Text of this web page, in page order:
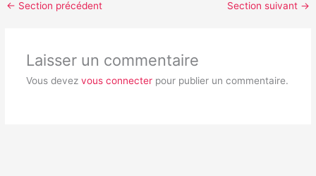
← Section précédent Section suivant →
Laisser un commentaire
Vous devez vous connecterpour publier un commentaire.